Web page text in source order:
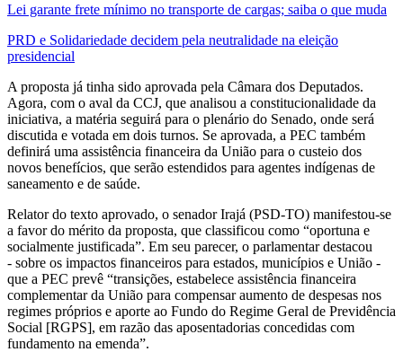
Lei garante frete mínimo no transporte de cargas; saiba o que muda
PRD e Solidariedade decidem pela neutralidade na eleição
presidencial
A proposta já tinha sido aprovada pela Câmara dos Deputados.
Agora, com o aval da CCJ, que analisou a constitucionalidade da
iniciativa, a matéria seguirá para o plenário do Senado, onde será
discutida e votada em dois turnos. Se aprovada, a PEC também
definirá uma assistência financeira da União para o custeio dos
novos benefícios, que serão estendidos para agentes indígenas de
saneamento e de saúde.
Relator do texto aprovado, o senador Irajá (PSD-TO) manifestou-se
a favor do mérito da proposta, que classificou como “oportuna e
socialmente justificada”. Em seu parecer, o parlamentar destacou
- sobre os impactos financeiros para estados, municípios e União -
que a PEC prevê “transições, estabelece assistência financeira
complementar da União para compensar aumento de despesas nos
regimes próprios e aporte ao Fundo do Regime Geral de Previdência
Social [RGPS], em razão das aposentadorias concedidas com
fundamento na emenda”.